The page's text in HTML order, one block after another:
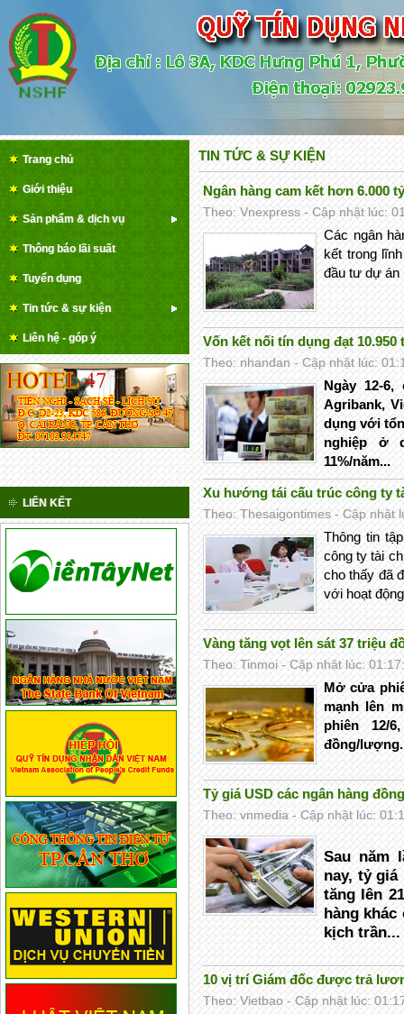
Trang chủ
Giới thiệu
Sản phẩm & dịch vụ
Thông báo lãi suất
Tuyển dụng
Tin tức & sự kiện
Liên hệ - góp ý
LIÊN KẾT
TIN TỨC & SỰ KIỆN
Ngân hàng cam kết hơn 6.000
Theo: Vnexpress - Cập nhật lúc:
Các ngân
kết trong
đầu tư dự án
Vốn kết nối tín dụng đạt 10.950
Theo: nhandan - Cập nhật lúc:
Ngày 12-6,
Agribank,
dụng với
nghiệp ở
11%/năm...
Xu hướng tái cấu trúc công ty
Theo: Thesaigontimes - Cập nhật
Thông tin
công ty tài
cho thấy đã
với hoạt
Vàng tăng vọt lên sát 37 triệu
Theo: Tinmoi - Cập nhật lúc:
Mở cửa
mạnh lên
phiên 12/
đồng/
Tỷ giá USD các ngân hàng
Theo: vnmedia - Cập nhật lúc:
Sau năm
nay, tỷ giá
tăng lên
hàng khác
kịch trần...
10 vị trí Giám đốc được trả
Theo: Vietbao - Cập nhật lúc: